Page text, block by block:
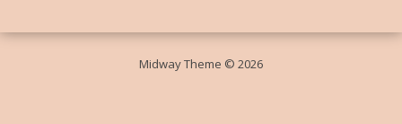
Midway Theme © 2026